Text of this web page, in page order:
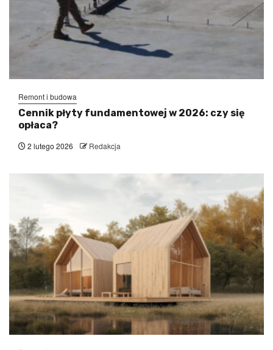
Remont i budowa
Cennik płyty fundamentowej w 2026: czy się
opłaca?
2 lutego 2026 Redakcja